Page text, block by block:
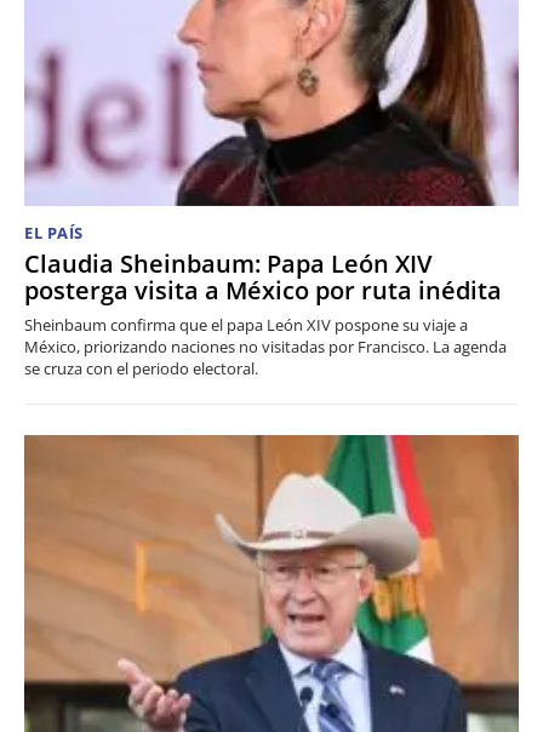
EL PAÍS
Claudia Sheinbaum: Papa León XIV
posterga visita a México por ruta inédita
Sheinbaum confirma que el papa León XIV pospone su viaje a
México, priorizando naciones no visitadas por Francisco. La agenda
se cruza con el periodo electoral.